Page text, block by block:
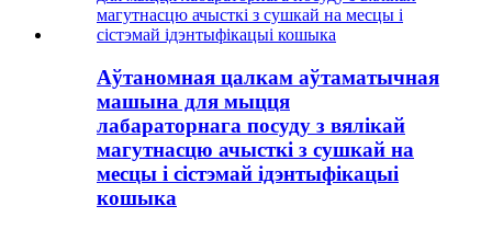
Аўтаномная цалкам аўтаматычная
машына для мыцця
лабараторнага посуду з вялікай
магутнасцю ачысткі з сушкай на
месцы і сістэмай ідэнтыфікацыі
кошыка